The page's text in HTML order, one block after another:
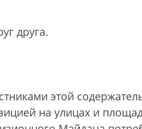
друга.
этой
на улицах и